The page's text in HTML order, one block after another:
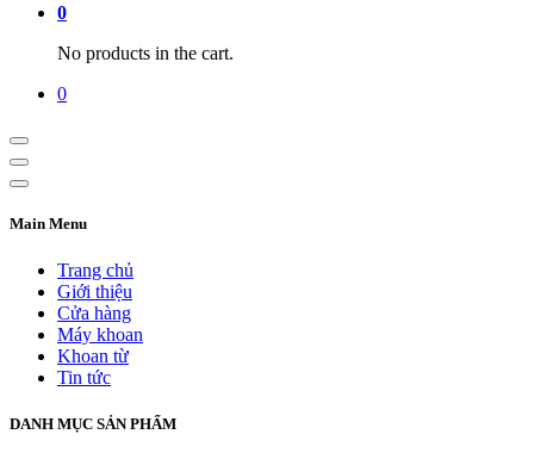
0
No products in the cart.
0
Main Menu
Trang chủ
Giới thiệu
Cửa hàng
Máy khoan
Khoan từ
Tin tức
DANH MỤC SẢN PHẨM